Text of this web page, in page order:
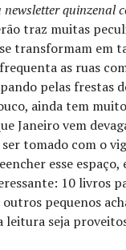
newsletter quinzenal
traz muitas
transformam em
as ruas
pelas frestas
ainda tem
Janeiro vem
tomado com o
esse
10 livros
pequenos
leitura seja